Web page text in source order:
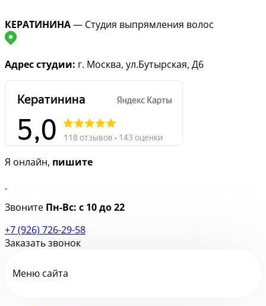
КЕРАТИНИНА— Студия выпрямления волос
Адрес студии: г. Москва, ул.Бутырская, Д6
Я онлайн, пишите
Звоните Пн-Вс: с 10 до 22
+7 (926) 726-29-58
Заказать звонок
Меню сайта